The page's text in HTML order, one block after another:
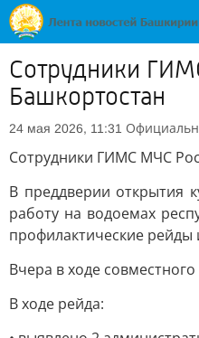
Сотрудники
Башкортостан
24 мая 2026, 11:31
Сотрудники ГИМС МЧС
В преддверии открытия
работу на водоемах
профилактические
Вчера в ходе
В ходе рейда: